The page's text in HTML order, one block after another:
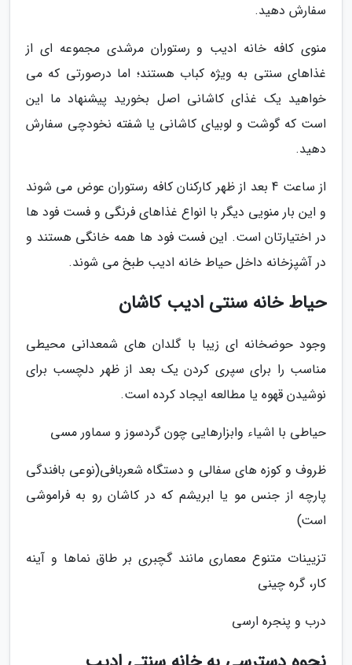
سفارش دهید.
منوی کافه خانه ادیب و رستوران مرشدی مجموعه ای از
غذاهای سنتی به ویژه کباب هستند؛ اما درصورتی که می
خواهید یک غذای کاشانی اصل بخورید پیشنهاد ما این
است که گوشت و لوبیای کاشانی یا شفته نخودچی سفارش
دهید.
از ساعت 4 بعد از ظهر کارکنان کافه رستوران عوض می شوند
و این بار منویی دیگر با انواع غذاهای فرنگی و فست فود ها
در اختیارتان است. این فست فود ها همه خانگی هستند و
در آشپزخانه داخل حیاط خانه ادیب طبخ می شوند.
حیاط خانه سنتی ادیب کاشان
وجود حوضخانه ای زیبا با گلدان های شمعدانی محیطی
مناسب را برای سپری کردن یک بعد از ظهر دلچسب برای
نوشیدن قهوه یا مطالعه ایجاد کرده است.
حیاطی با اشیاء وابزارهایی چون گردسوز و سماور مسی
ظروف و کوزه های سفالی و دستگاه شعربافی(نوعی بافندگی
پارچه از جنس مو یا ابریشم که در کاشان رو به فراموشی
است)
تزیینات متنوع معماری مانند گچبری بر طاق نماها و آینه
کار، گره چینی
درب و پنجره ارسی